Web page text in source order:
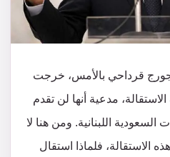
جورج قرداحي بالأمس، خرجت
مدعية أنها لن تقدم
اللبنانية. ومن هنا لا
الاستقالة، فلماذا استقال